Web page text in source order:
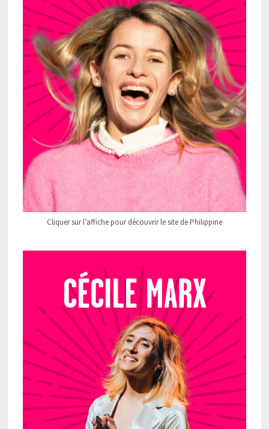
Cliquer sur l’affiche pour découvrir le site de Philippine